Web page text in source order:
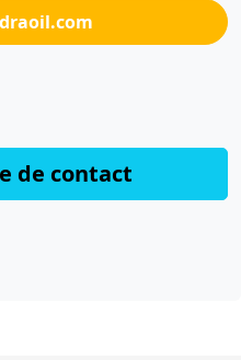
de contact